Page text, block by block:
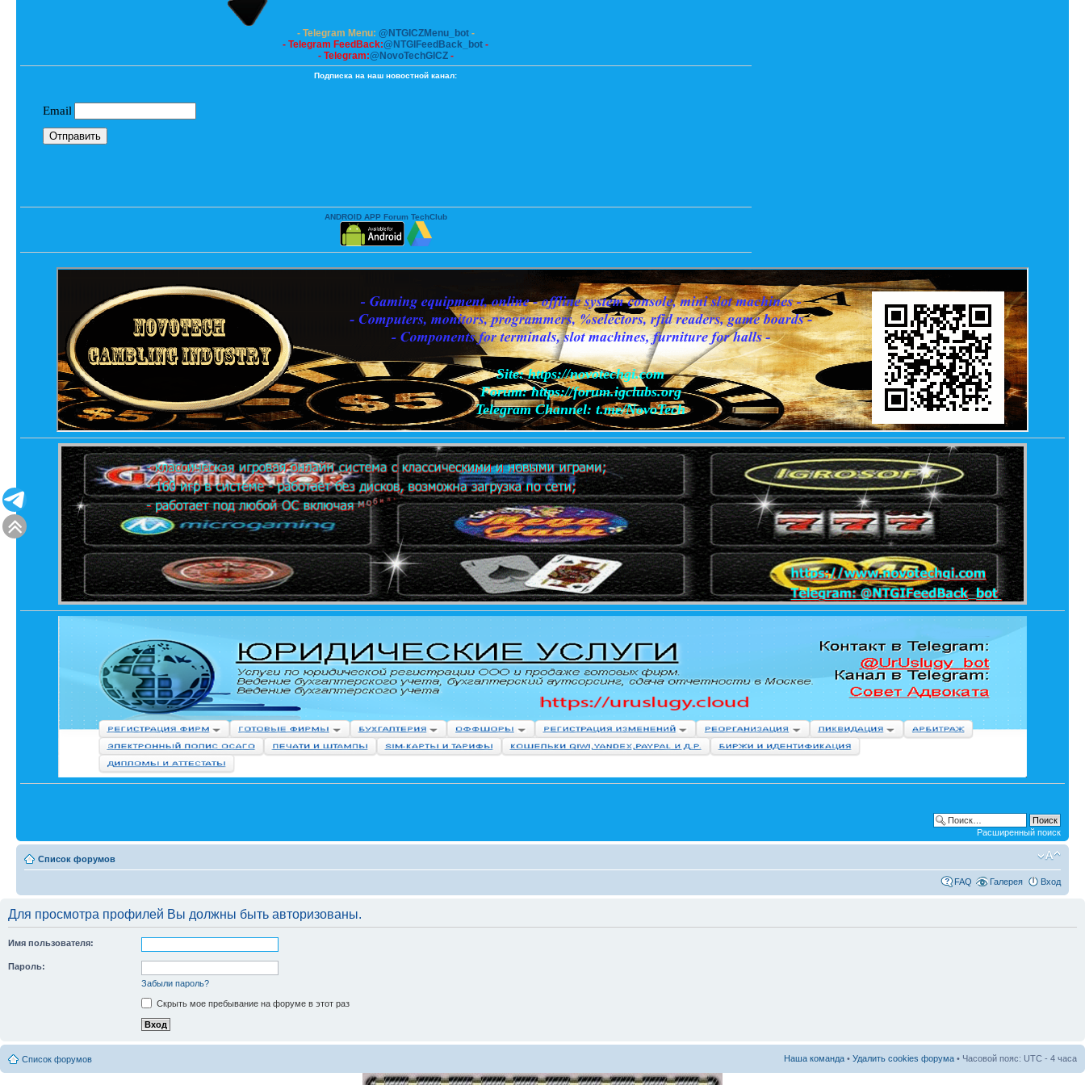
- Telegram Menu: @NTGICZMenu_bot-
- Telegram FeedBack:@NTGIFeedBack_bot -
- Telegram:@NovoTechGICZ-
Подписка на наш новостной канал:
ANDROID APP Forum TechClub
Расширенный поиск
Список форумов
FAQ Галерея Вход
Для просмотра профилей Вы должны быть авторизованы.
Имя пользователя:
Пароль:
Забыли пароль?
Скрыть мое пребывание на форуме в этот раз
Список форумов Наша команда • Удалить cookies форума • Часовой пояс: UTC - 4 часа